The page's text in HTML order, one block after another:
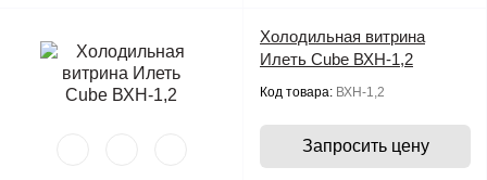
Холодильная витрина
Илеть Cube ВХН-1,2
Код товара: ВХН-1,2
Запросить цену